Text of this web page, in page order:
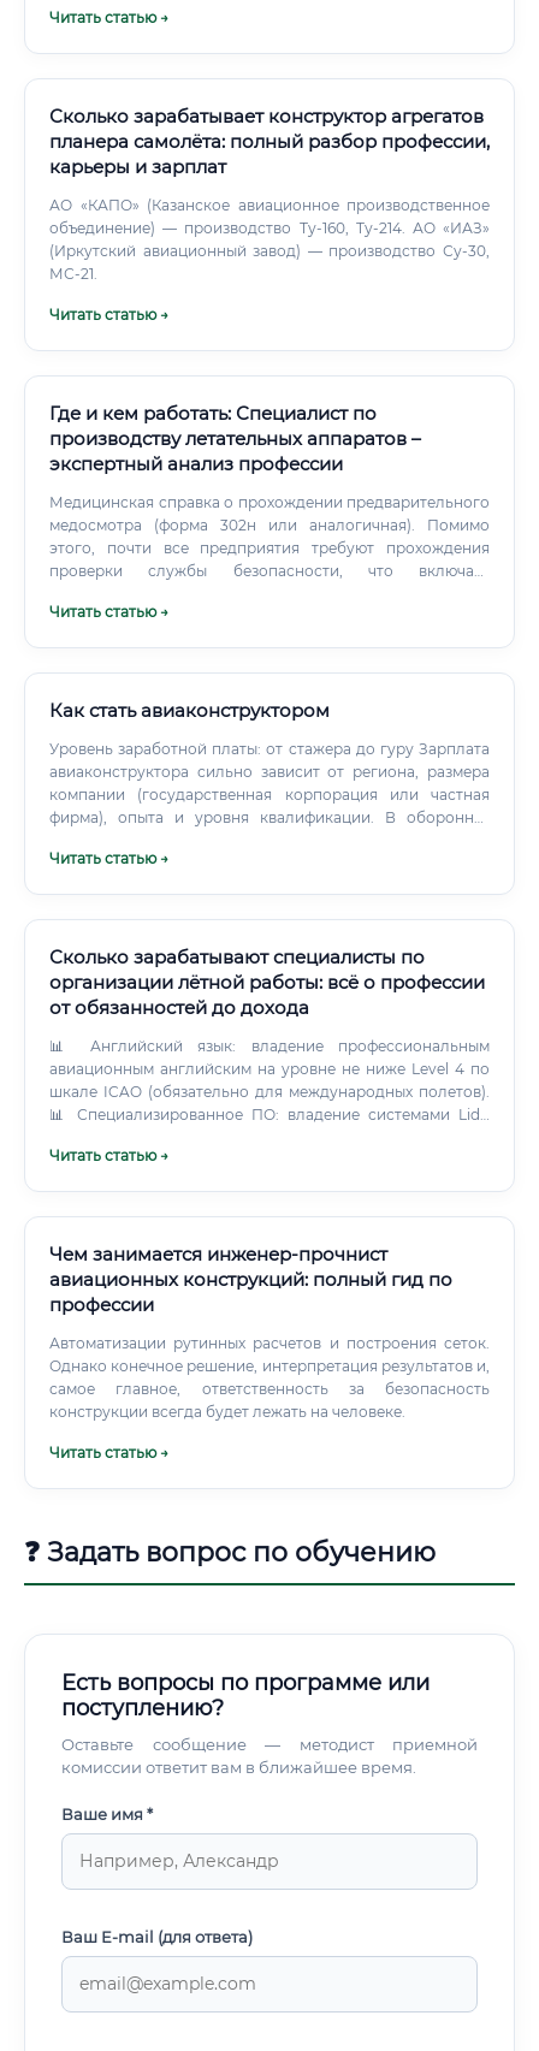
надзорном органе. Но если говорить в целом, то вот что
продукции и процессов установленным стандартам ✅
Проведение внутренних аудитов и инспекций на
производстве ✅ Анализ несоответствий, разработка
корректирующих действий ✅ Взаимодействие с
Росавиацией, военной приёмкой, заказчиками ✅
Сопровождение сертификации воздушных судов и их
компонентов ✅ Ведение документации, отчётность,
работа с реестрами ✅ Участие в расследовании
Обучение производственного персонала требованиям
Читать статью →
Сколько зарабатывает конструктор агрегатов
планера самолёта: полный разбор профессии,
карьеры и зарплат
АО «КАПО» (Казанское авиационное производственное
объединение) — производство Ту-160, Ту-214. АО «ИАЗ»
(Иркутский авиационный завод) — производство Су-30,
МС-21.
Читать статью →
Где и кем работать: Специалист по
производству летательных аппаратов –
экспертный анализ профессии
Медицинская справка о прохождении предварительного
медосмотра (форма 302н или аналогичная). Помимо
этого, почти все предприятия требуют прохождения
проверки службы безопасности, что включает
Читать статью →
Как стать авиаконструктором
Уровень заработной платы: от стажера до гуру Зарплата
авиаконструктора сильно зависит от региона, размера
компании (государственная корпорация или частная
фирма), опыта и уровня квалификации. В оборонно-
КБ доходы, как правило, выше. Примерный уровень
Читать статью →
Сколько зарабатывают специалисты по
организации лётной работы: всё о профессии
от обязанностей до дохода
📊 Английский язык: владение профессиональным
авиационным английским на уровне не ниже Level 4 по
шкале ICAO (обязательно для международных полетов).
📊 Специализированное ПО: владение системами Lido
комплексами центровки и расчета массы.
Читать статью →
Чем занимается инженер-прочнист
авиационных конструкций: полный гид по
профессии
Автоматизации рутинных расчетов и построения сеток.
Однако конечное решение, интерпретация результатов и,
самое главное, ответственность за безопасность
конструкции всегда будет лежать на человеке.
Читать статью →
❓ Задать вопрос по обучению
Есть вопросы по программе или
поступлению?
Оставьте сообщение — методист приемной
комиссии ответит вам в ближайшее время.
Ваше имя *
Ваш E-mail (для ответа)